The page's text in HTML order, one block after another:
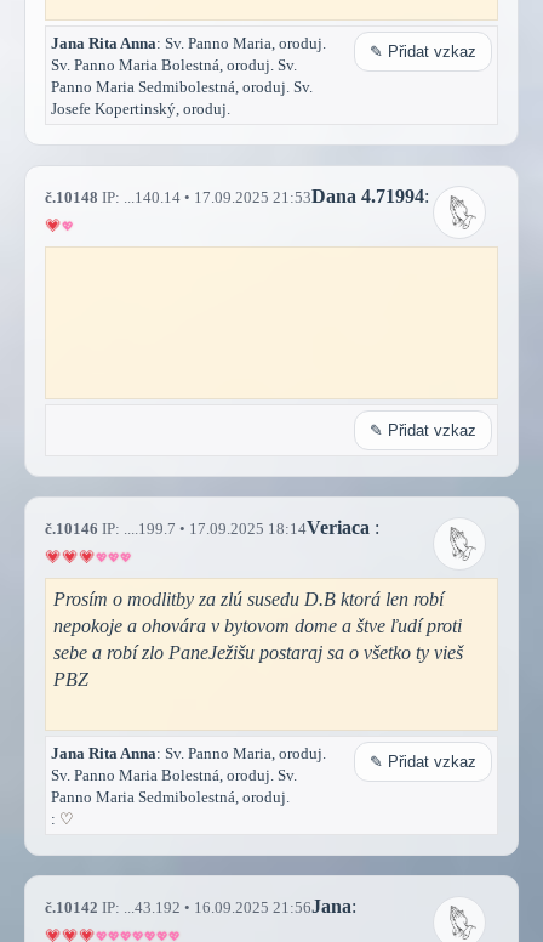
Jana Rita Anna: Sv. Panno Maria, oroduj.
Sv. Panno Maria Bolestná, oroduj. Sv.
Panno Maria Sedmibolestná, oroduj. Sv.
Josefe Kopertinský, oroduj.
✎ Přidat vzkaz
č.10148 IP: ...140.14 • 17.09.2025 21:53Dana 4.71994:
✎ Přidat vzkaz
č.10146 IP: ....199.7 • 17.09.2025 18:14Veriaca :
Prosím o modlitby za zlú susedu D.B ktorá len robí
nepokoje a ohovára v bytovom dome a štve ľudí proti
sebe a robí zlo PaneJežišu postaraj sa o všetko ty vieš
PBZ
Jana Rita Anna: Sv. Panno Maria, oroduj.
Sv. Panno Maria Bolestná, oroduj. Sv.
Panno Maria Sedmibolestná, oroduj.
: ♡
✎ Přidat vzkaz
č.10142 IP: ...43.192 • 16.09.2025 21:56Jana: